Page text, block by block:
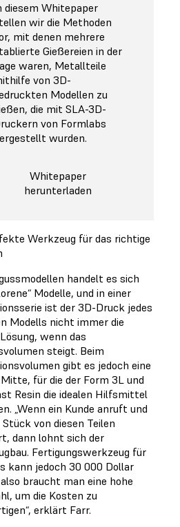
diesem Whitepaper
wir die Methoden
mit denen mehrere
Gießereien in der
waren, Metallteile
von 3D-
Modellen zu
die mit SLA-3D-
von Formlabs
wurden.
Whitepaper
herunterladen
Werkzeug für das richtige
handelt es sich
Modelle, und in einer
ist der 3D-Druck jedes
Modells nicht immer die
wenn das
steigt. Beim
gibt es jedoch eine
für die der Form 3L und
Resin die idealen Hilfsmittel
„Wenn ein Kunde anruft und
von diesen Teilen
dann lohnt sich der
Fertigungswerkzeug für
kann jedoch 30 000 Dollar
braucht man eine hohe
um die Kosten zu
erklärt Farr.